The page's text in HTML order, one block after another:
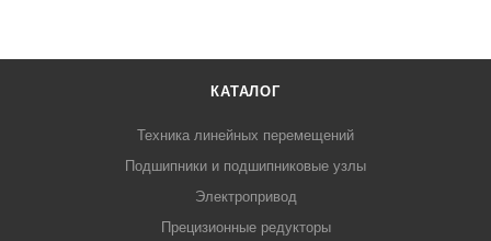
КАТАЛОГ
Техника линейных перемещений
Подшипники и подшипниковые узлы
Электропривод
Прецизионные редукторы